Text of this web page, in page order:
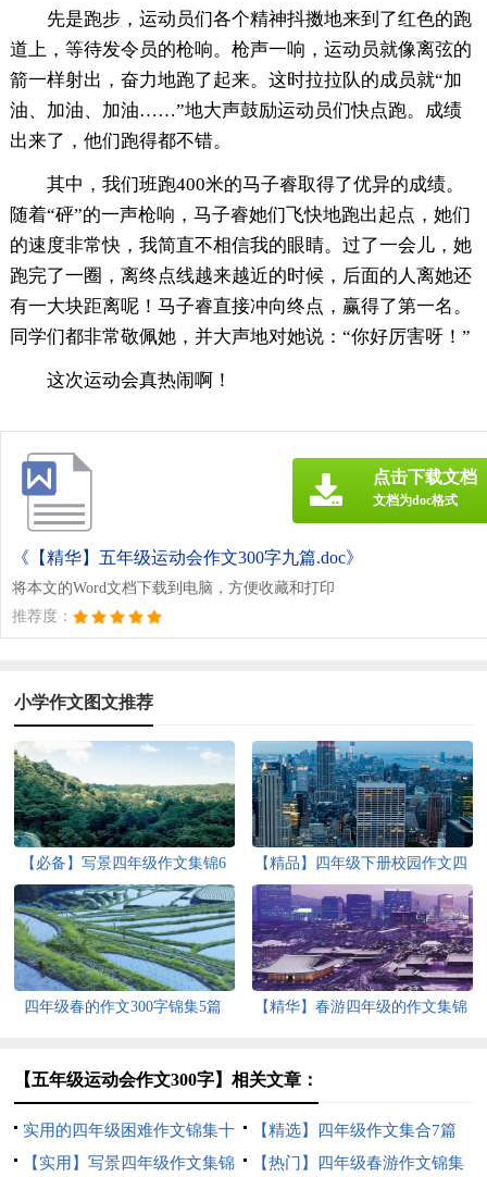
先是跑步，运动员们各个精神抖擞地来到了红色的跑
道上，等待发令员的枪响。枪声一响，运动员就像离弦的
箭一样射出，奋力地跑了起来。这时拉拉队的成员就“加
油、加油、加油……”地大声鼓励运动员们快点跑。成绩
出来了，他们跑得都不错。
其中，我们班跑400米的马子睿取得了优异的成绩。
随着“砰”的一声枪响，马子睿她们飞快地跑出起点，她们
的速度非常快，我简直不相信我的眼睛。过了一会儿，她
跑完了一圈，离终点线越来越近的时候，后面的人离她还
有一大块距离呢！马子睿直接冲向终点，赢得了第一名。
同学们都非常敬佩她，并大声地对她说：“你好厉害呀！”
这次运动会真热闹啊！
《【精华】五年级运动会作文300字九篇.doc》
将本文的Word文档下载到电脑，方便收藏和打印
推荐度：
点击下载文档
文档为doc格式
小学作文图文推荐
【必备】写景四年级作文集锦6
篇
【精品】四年级下册校园作文四
篇
四年级春的作文300字锦集5篇
【精华】春游四年级的作文集锦
【五年级运动会作文300字】相关文章：
实用的四年级困难作文锦集十
篇
【精选】四年级作文集合7篇
【实用】写景四年级作文集锦
【热门】四年级春游作文锦集